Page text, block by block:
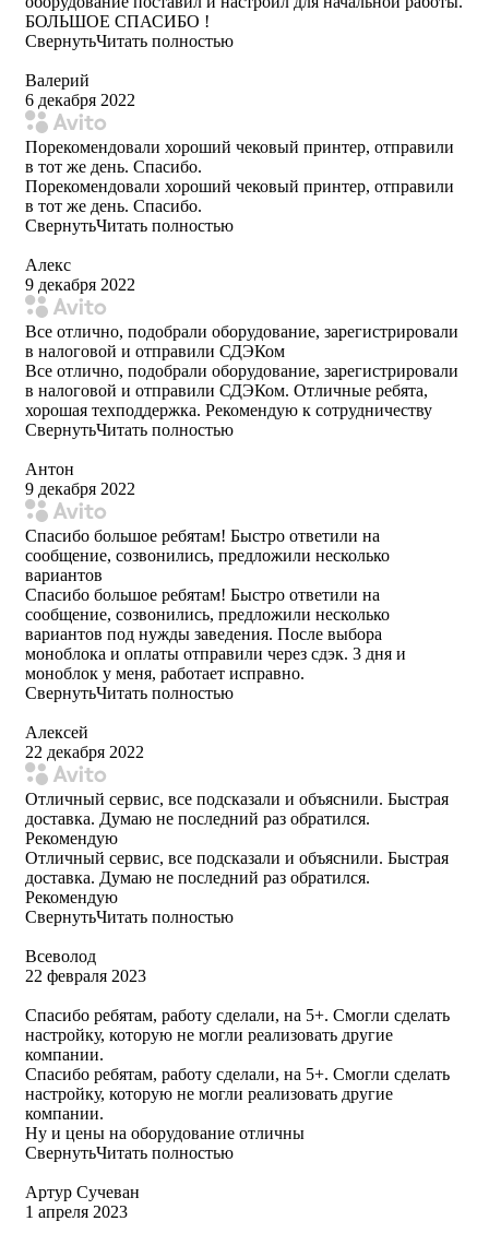
БОЛЬШОЕ СПАСИБО !
СвернутьЧитать полностью
Валерий
6 декабря 2022
Порекомендовали хороший чековый принтер, отправили
в тот же день. Спасибо.
Порекомендовали хороший чековый принтер, отправили
в тот же день. Спасибо.
СвернутьЧитать полностью
Алекс
9 декабря 2022
Все отлично, подобрали оборудование, зарегистрировали
в налоговой и отправили СДЭКом
Все отлично, подобрали оборудование, зарегистрировали
в налоговой и отправили СДЭКом. Отличные ребята,
хорошая техподдержка. Рекомендую к сотрудничеству
СвернутьЧитать полностью
Антон
9 декабря 2022
Спасибо большое ребятам! Быстро ответили на
сообщение, созвонились, предложили несколько
вариантов
Спасибо большое ребятам! Быстро ответили на
сообщение, созвонились, предложили несколько
вариантов под нужды заведения. После выбора
моноблока и оплаты отправили через сдэк. 3 дня и
моноблок у меня, работает исправно.
СвернутьЧитать полностью
Алексей
22 декабря 2022
Отличный сервис, все подсказали и объяснили. Быстрая
доставка. Думаю не последний раз обратился.
Рекомендую
Отличный сервис, все подсказали и объяснили. Быстрая
доставка. Думаю не последний раз обратился.
Рекомендую
СвернутьЧитать полностью
Всеволод
22 февраля 2023
Спасибо ребятам, работу сделали, на 5+. Смогли сделать
настройку, которую не могли реализовать другие
компании.
Спасибо ребятам, работу сделали, на 5+. Смогли сделать
настройку, которую не могли реализовать другие
компании.
Ну и цены на оборудование отличны
СвернутьЧитать полностью
Артур Сучеван
1 апреля 2023